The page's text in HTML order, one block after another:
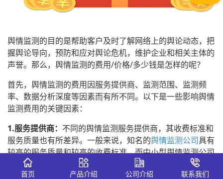
舆情监测的目的是帮助客户及时了解网络上的舆论动态，把
握舆论导向，预防和应对舆论危机，维护企业和相关主体的
声誉。那么，舆情监测的费用/价格/多少钱是怎样的呢？
首先，舆情监测的费用因服务提供商、监测范围、监测频
率、数据分析深度等因素而有所不同。以下是一些影响舆情
监测费用的关键因素：
1.服务提供商： 不同的舆情监测服务提供商，其收费标准和
服务质量也有所差异。一般来说，知名的舆情监测公司具有
较高的服务质量和较高的收费标准，而中小型舆情监测公司
则相对较低。
首页 产品介绍 公司介绍 联系我们